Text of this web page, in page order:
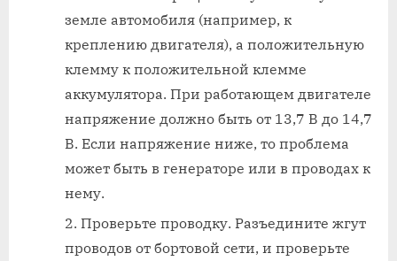
земле автомобиля (например, к
креплению двигателя), а положительную
клемму к положительной клемме
аккумулятора. При работающем двигателе
напряжение должно быть от 13,7 В до 14,7
В. Если напряжение ниже, то проблема
может быть в генераторе или в проводах к
нему.
Проверьте проводку. Разъедините жгут
проводов от бортовой сети, и проверьте